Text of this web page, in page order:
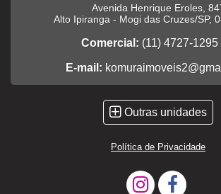
Avenida Henrique Eroles,
Alto Ipiranga - Mogi das Cruzes/SP,
Comercial: (11) 4727-1295
E-mail:
Outras unidades
Política de Privacidade